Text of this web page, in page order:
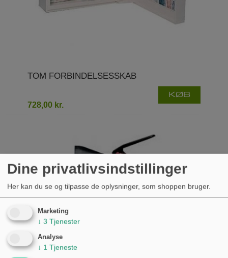
TOM FORBINDELSESSKAB
728,00 kr.
KØB
Dine privatlivsindstillinger
Her kan du se og tilpasse de oplysninger, som shoppen bruger.
Marketing
↓ 3 Tjenester
Analyse
↓ 1 Tjeneste